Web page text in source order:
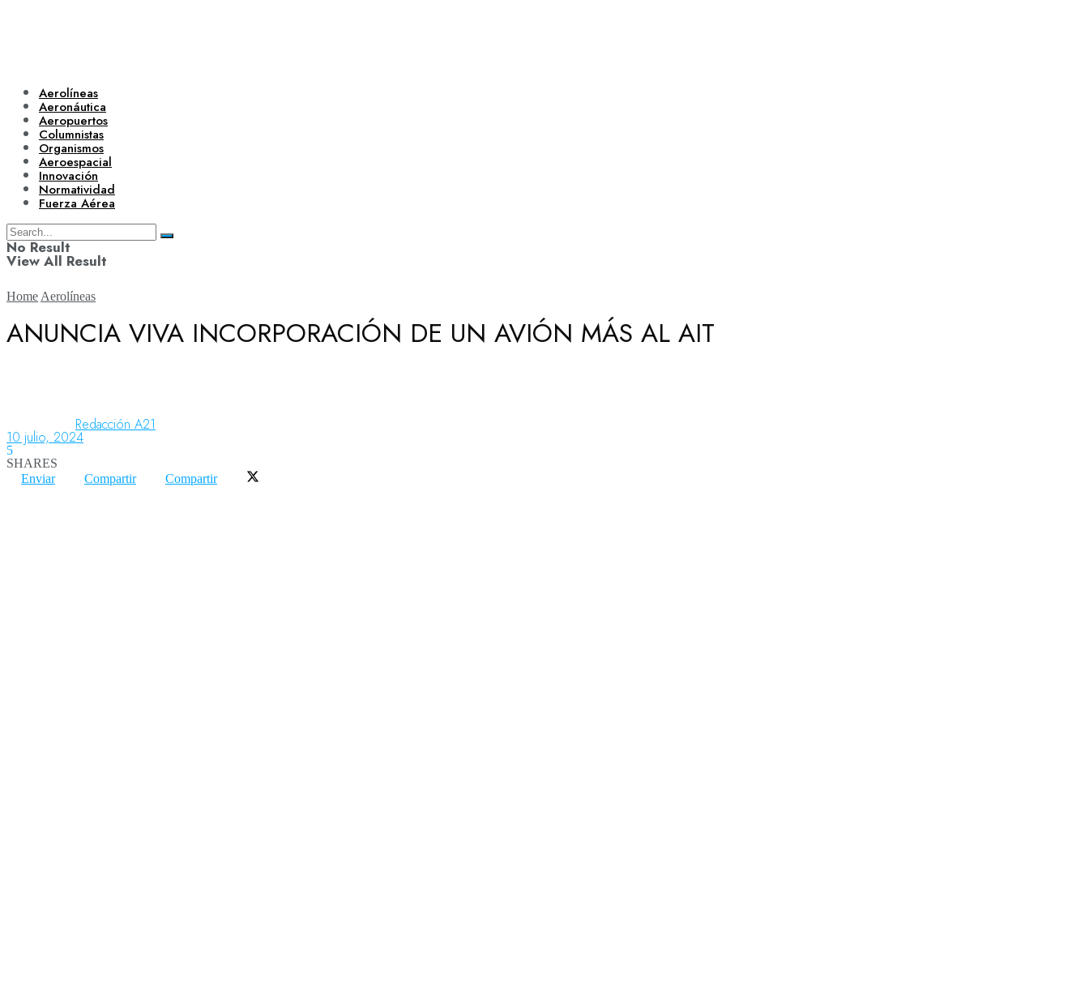
Aerolíneas
Aeronáutica
Aeropuertos
Columnistas
Organismos
Aeroespacial
Innovación
Normatividad
Fuerza Aérea
No Result
View All Result
Aeronáutica
Aeropuertos
Home Aerolíneas
ANUNCIA VIVA INCORPORACIÓN DE UN AVIÓN MÁS AL AIT
Redacción A21
10 julio, 2024
5
SHARES
Enviar
Compartir Compartir